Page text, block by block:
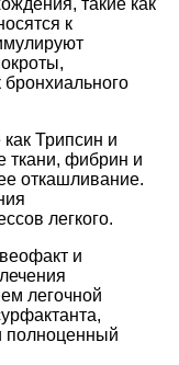
такие как
к
Трипсин и
ткани, фибрин и
откашливание.
легкого.
и
легочной
полноценный